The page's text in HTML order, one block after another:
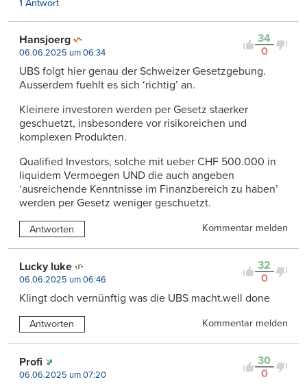
1 Antwort
34
0
Hansjoerg
06.06.2025 um 06:34
UBS folgt hier genau der Schweizer Gesetzgebung.
Ausserdem fuehlt es sich ‘richtig’ an.
Kleinere investoren werden per Gesetz staerker
geschuetzt, insbesondere vor risikoreichen und
komplexen Produkten.
Qualified Investors, solche mit ueber CHF 500.000 in
liquidem Vermoegen UND die auch angeben
‘ausreichende Kenntnisse im Finanzbereich zu haben’
werden per Gesetz weniger geschuetzt.
Antworten Kommentar melden
32
0
Lucky luke
06.06.2025 um 06:46
Klingt doch vernünftig was die UBS macht.well done
Antworten Kommentar melden
30
0
Profi
06.06.2025 um 07:20